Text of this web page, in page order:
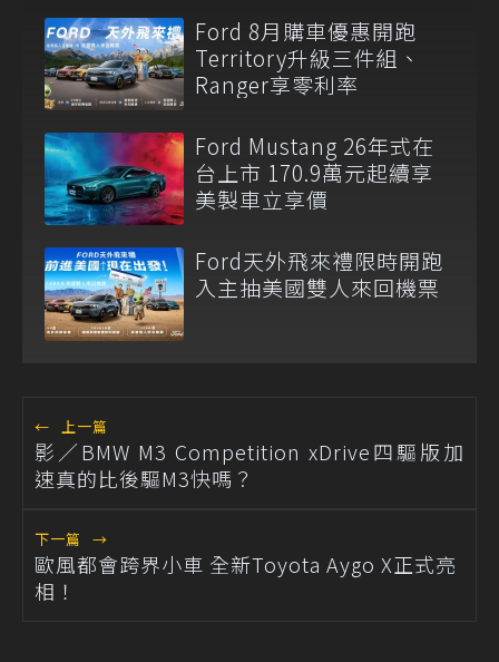
Ford 8月購車優惠開跑
Territory升級三件組、
Ranger享零利率
Ford Mustang 26年式在
台上市 170.9萬元起續享
美製車立享價
Ford天外飛來禮限時開跑
入主抽美國雙人來回機票
← 上一篇
影／BMW M3 Competition xDrive四驅版加
速真的比後驅M3快嗎？
下一篇 →
歐風都會跨界小車 全新Toyota Aygo X正式亮
相！